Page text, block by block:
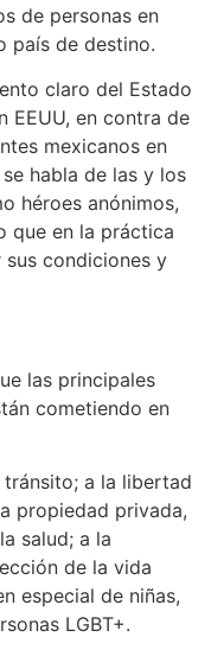
de personas en
país de destino.
claro del Estado
EEUU, en contra de
mexicanos en
habla de las y los
héroes anónimos,
que en la práctica
condiciones y
las principales
cometiendo en
a la libertad
propiedad privada,
salud; a la
de la vida
especial de niñas,
LGBT+.